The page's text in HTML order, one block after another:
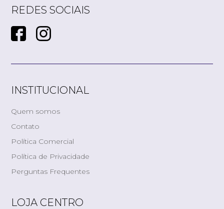
REDES SOCIAIS
INSTITUCIONAL
Quem somos
Contato
Política Comercial
Política de Privacidade
Perguntas Frequentes
LOJA CENTRO